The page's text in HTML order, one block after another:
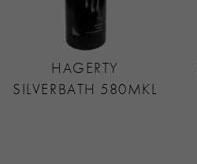
HAGERTY
SILVERBATH 580MKL